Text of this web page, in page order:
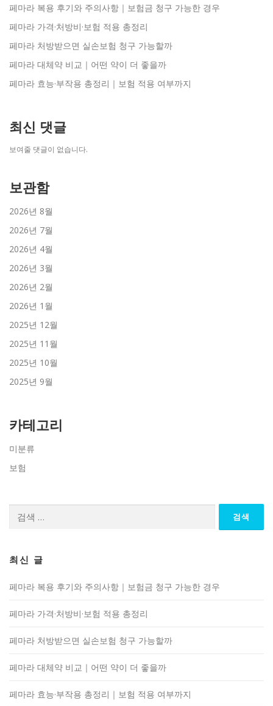
페마라 복용 후기와 주의사항｜보험금 청구 가능한 경우
페마라 가격·처방비·보험 적용 총정리
페마라 처방받으면 실손보험 청구 가능할까
페마라 대체약 비교｜어떤 약이 더 좋을까
페마라 효능·부작용 총정리｜보험 적용 여부까지
최신 댓글
보여줄 댓글이 없습니다.
보관함
2026년 8월
2026년 7월
2026년 4월
2026년 3월
2026년 2월
2026년 1월
2025년 12월
2025년 11월
2025년 10월
2025년 9월
카테고리
미분류
보험
최신 글
페마라 복용 후기와 주의사항｜보험금 청구 가능한 경우
페마라 가격·처방비·보험 적용 총정리
페마라 처방받으면 실손보험 청구 가능할까
페마라 대체약 비교｜어떤 약이 더 좋을까
페마라 효능·부작용 총정리｜보험 적용 여부까지